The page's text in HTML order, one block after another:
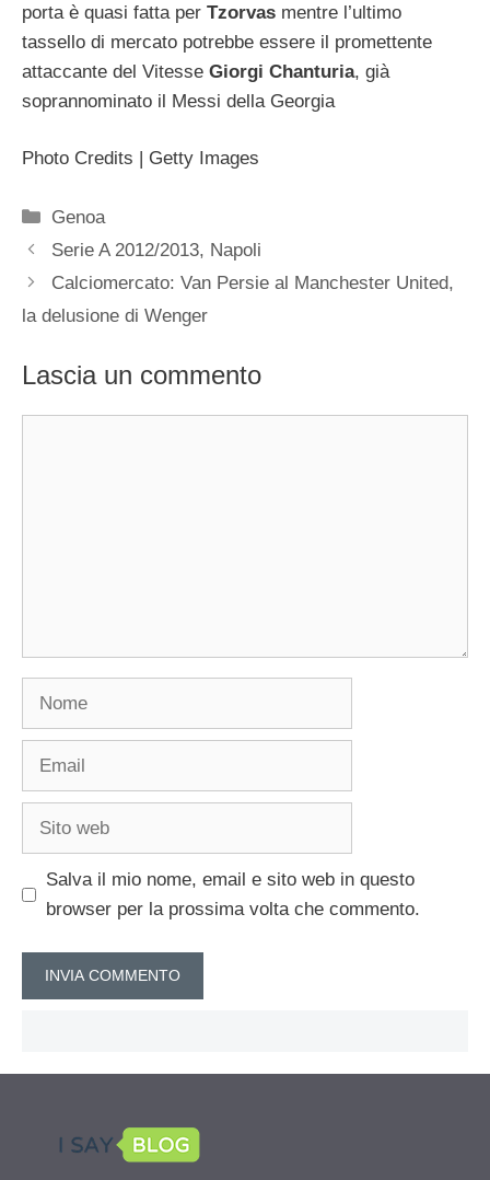
porta è quasi fatta per Tzorvas mentre l’ultimo
tassello di mercato potrebbe essere il promettente
attaccante del Vitesse Giorgi Chanturia, già
soprannominato il Messi della Georgia
Photo Credits | Getty Images
Categorie
Genoa
Serie A 2012/2013, Napoli
Calciomercato: Van Persie al Manchester United,
la delusione di Wenger
Lascia un commento
Nome
Email
Sito
Salva il mio nome, email e sito web in questo
browser per la prossima volta che commento.